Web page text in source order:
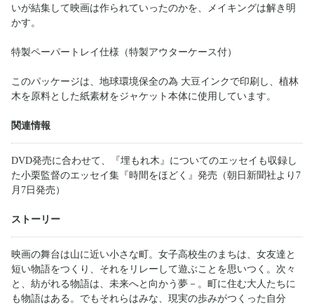
いが結集して映画は作られていったのかを、メイキングは解き明
かす。
特製ペーパートレイ仕様（特製アウターケース付）
このパッケージは、地球環境保全の為 大豆インクで印刷し、植林
木を原料とした紙素材をジャケット本体に使用しています。
関連情報
DVD発売に合わせて、『埋もれ木』についてのエッセイも収録し
た小栗監督のエッセイ集『時間をほどく』発売（朝日新聞社より7
月7日発売）
ストーリー
映画の舞台は山に近い小さな町。女子高校生のまちは、女友達と
短い物語をつくり、それをリレーして遊ぶことを思いつく。次々
と、紡がれる物語は、未来へと向かう夢－。町に住む大人たちに
も物語はある。でもそれらはみな、現実の歩みがつくった自分